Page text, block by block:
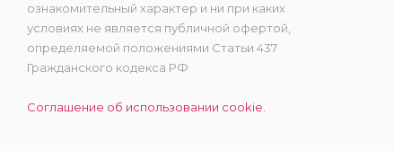
ознакомительный характер и ни при каких
условиях не является публичной офертой,
определяемой положениями Статьи 437
Гражданского кодекса РФ
Соглашение об использовании cookie.